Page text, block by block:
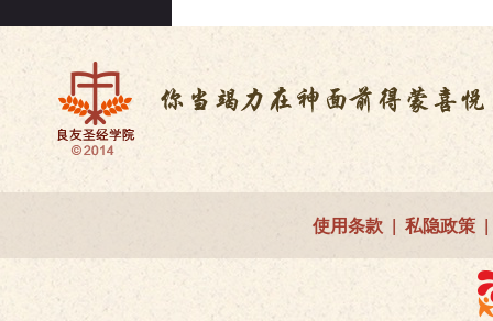
使用条款 | 私隐政策